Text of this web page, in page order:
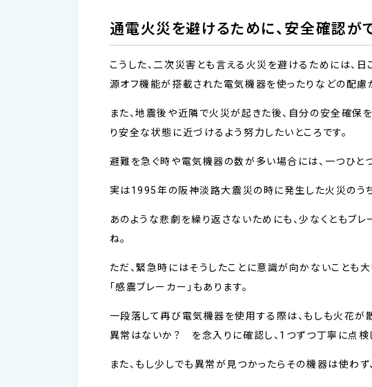
通電火災を避けるために、安全確認が
こうした、二次災害とも言える火災を避けるためには、
源オフ機能が搭載された電気機器を使ったりなどの配慮
また、地震後や近隣で火災が起きた後、自分の安全確保
り安全な状態に近づけるよう努力したいところです。
避難を急ぐ時や電気機器の数が多い場合には、一つひと
実は1995年の阪神淡路大震災の時に発生した火災のうち
あのような悲劇を繰り返さないためにも、少なくともブ
ね。
ただ、緊急時にはそうしたことに意識が向かないことも
「感震ブレーカー」もあります。
一段落して再び電気機器を使用する際は、もしも火花が
異常はないか？ を念入りに確認し、1つずつ丁寧に点検
また、もし少しでも異常が見つかったらその機器は使わず